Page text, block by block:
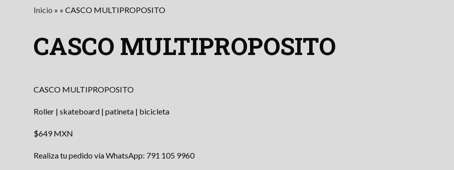
Inicio » »CASCO MULTIPROPOSITO
CASCO MULTIPROPOSITO
CASCO MULTIPROPOSITO
Roller | skateboard | patineta | bicicleta
$649 MXN
Realiza tu pedido vía WhatsApp: 791 105 9960